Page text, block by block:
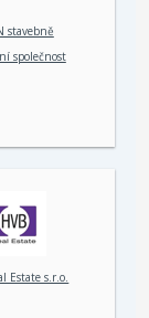
stavebně
společnost
Estate s.r.o.